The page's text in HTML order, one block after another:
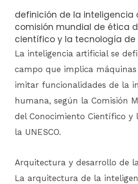
definición de la inteligencia
comisión mundial de ética
científico y la tecnología de
La inteligencia artificial se
campo que implica máquinas
imitar funcionalidades de la
humana, según la Comisión
del Conocimiento Científico y
la UNESCO.
Arquitectura y desarrollo de
La arquitectura de la